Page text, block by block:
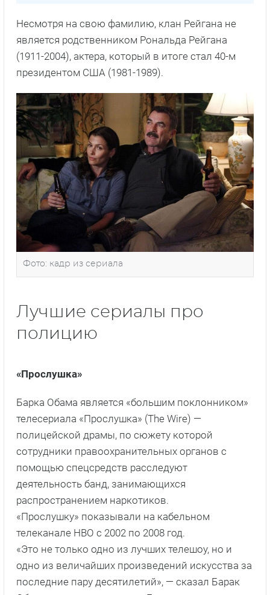
Несмотря на свою фамилию, клан Рейгана не
является родственником Рональда Рейгана
(1911-2004), актера, который в итоге стал 40-м
президентом США (1981-1989).
Фото: кадр из сериала
Лучшие сериалы про
полицию
«Прослушка»
Барка Обама является «большим поклонником»
телесериала «Прослушка» (The Wire) —
полицейской драмы, по сюжету которой
сотрудники правоохранительных органов с
помощью спецсредств расследуют
деятельность банд, занимающихся
распространением наркотиков.
«Прослушку» показывали на кабельном
телеканале HBO с 2002 по 2008 год.
«Это не только одно из лучших телешоу, но и
одно из величайших произведений искусства за
последние пару десятилетий», — сказал Барак